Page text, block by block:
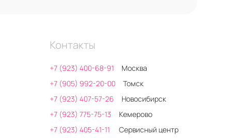
Контакты
+7 (923) 400-68-91
Москва
+7 (905) 992-20-00
Томск
+7 (923) 407-57-26
Новосибирск
+7 (923) 775-75-13
Кемерово
+7 (923) 405-41-11
Сервисный центр